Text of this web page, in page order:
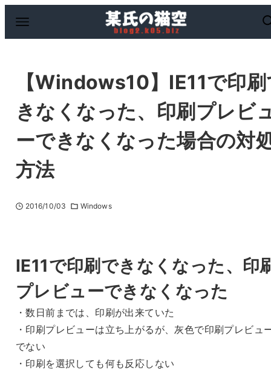
【Windows10】IE11で印
きなくなった、印刷プレビ
ーできなくなった場合の対
方法
2016/10/03 Windows
IE11で印刷できなくなった、印
プレビューできなくなった
・数日前までは、印刷が出来ていた
・印刷プレビューは立ち上がるが、灰色で印刷プレビュ
でない
・印刷を選択しても何も反応しない